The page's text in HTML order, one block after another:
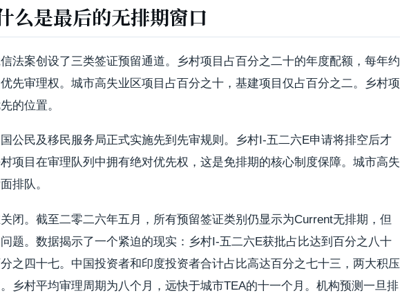
么是最后的无排期窗口
法案创设了三类签证预留通道。乡村项目占百分之二十的年度配额，每年约
先审理权。城市高失业区项目占百分之十，基建项目仅占百分之二。乡村项
的位置。
公民及移民服务局正式实施先到先审规则。乡村I-五二六E申请将排空后才
项目在审理队列中拥有绝对优先权，这是免排期的核心制度保障。城市高失
排队。
闭。截至二零二六年五月，所有预留签证类别仍显示为Current无排期，但
题。数据揭示了一个紧迫的现实：乡村I-五二六E获批占比达到百分之八十
之四十七。中国投资者和印度投资者合计占比高达百分之七十三，两大积压
乡村平均审理周期为八个月，远快于城市TEA的十一个月。机构预测一旦排